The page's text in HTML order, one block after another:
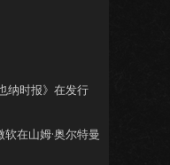
纳时报》在发行
在山姆·奥尔特曼